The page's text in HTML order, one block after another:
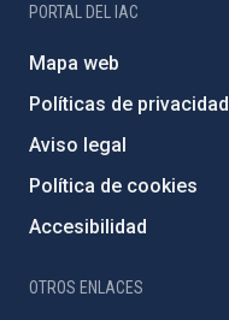
PORTAL DEL IAC
Mapa web
Políticas de privacidad
Aviso legal
Política de cookies
Accesibilidad
OTROS ENLACES